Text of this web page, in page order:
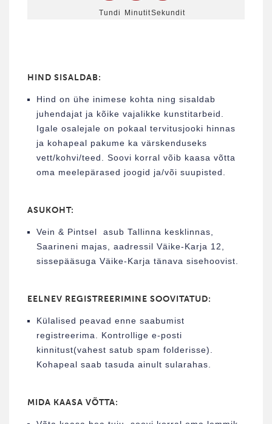
Tundi MinutitSekundit
HIND SISALDAB:
Hind on ühe inimese kohta ning sisaldab
juhendajat ja kõike vajalikke kunstitarbeid.
Igale osalejale on pokaal tervitusjooki hinnas
ja kohapeal pakume ka värskenduseks
vett/kohvi/teed. Soovi korral võib kaasa võtta
oma meelepärased joogid ja/või suupisted.
ASUKOHT:
Vein & Pintsel asub Tallinna kesklinnas,
Saarineni majas, aadressil Väike-Karja 12,
sissepääsuga Väike-Karja tänava sisehoovist.
EELNEV REGISTREERIMINE SOOVITATUD:
Külalised peavad enne saabumist
registreerima. Kontrollige e-posti
kinnitust(vahest satub spam folderisse).
Kohapeal saab tasuda ainult sularahas.
MIDA KAASA VÕTTA: